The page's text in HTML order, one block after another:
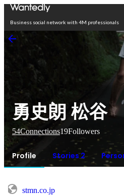
Business social network with 4M professionals
勇史朗 松谷
54Connections19Followers
Profile Stories 2
stmn.co.jp